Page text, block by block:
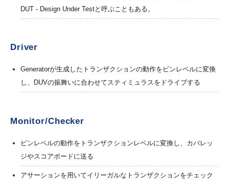
DUT - Design Under Testと呼ぶこともある。
Driver
Generatorが生成したトランザクションの動作をピンレベルに変換
し、DUVの振舞いに合わせてスティミュラスをドライブする
Monitor/Checker
ピンレベルの動作をトランザクションレベルに変換し、カバレッ
ジやスコアボードに送る
アサーションを用いてイリーガルなトランザクションをチェック